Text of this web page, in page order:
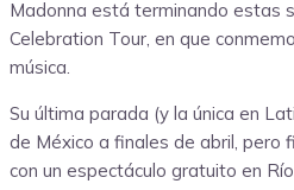
Madonna está terminando estas
Celebration Tour, en que
música.
Su última parada (y la única en
de México a finales de abril, pero
con un espectáculo gratuito en